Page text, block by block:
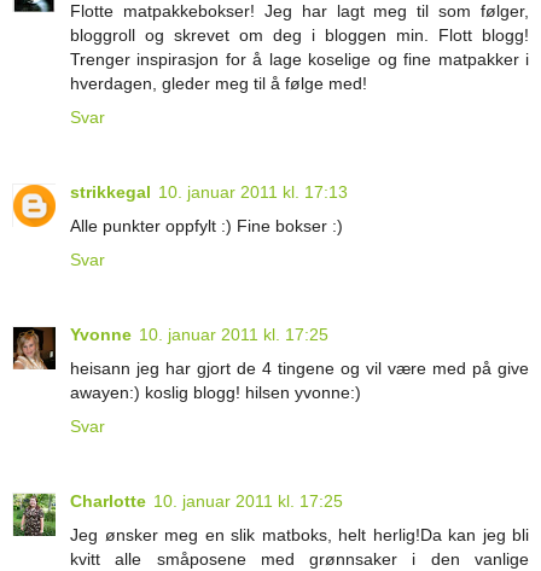
Flotte matpakkebokser! Jeg har lagt meg til som følger,
bloggroll og skrevet om deg i bloggen min. Flott blogg!
Trenger inspirasjon for å lage koselige og fine matpakker i
hverdagen, gleder meg til å følge med!
Svar
strikkegal 10. januar 2011 kl. 17:13
Alle punkter oppfylt :) Fine bokser :)
Svar
Yvonne 10. januar 2011 kl. 17:25
heisann jeg har gjort de 4 tingene og vil være med på give
awayen:) koslig blogg! hilsen yvonne:)
Svar
Charlotte 10. januar 2011 kl. 17:25
Jeg ønsker meg en slik matboks, helt herlig!Da kan jeg bli
kvitt alle småposene med grønnsaker i den vanlige